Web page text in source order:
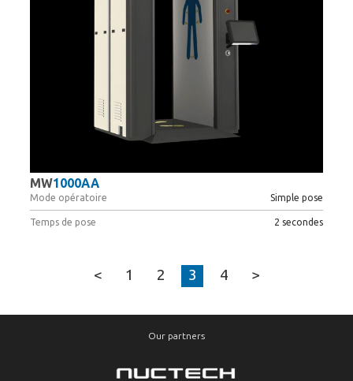
MW1000AA
Mode opératoire Simple pose
Temps de pose 2 secondes
< 1 2 3 4 >
Our partners